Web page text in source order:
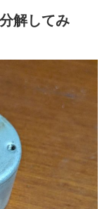
解してみ